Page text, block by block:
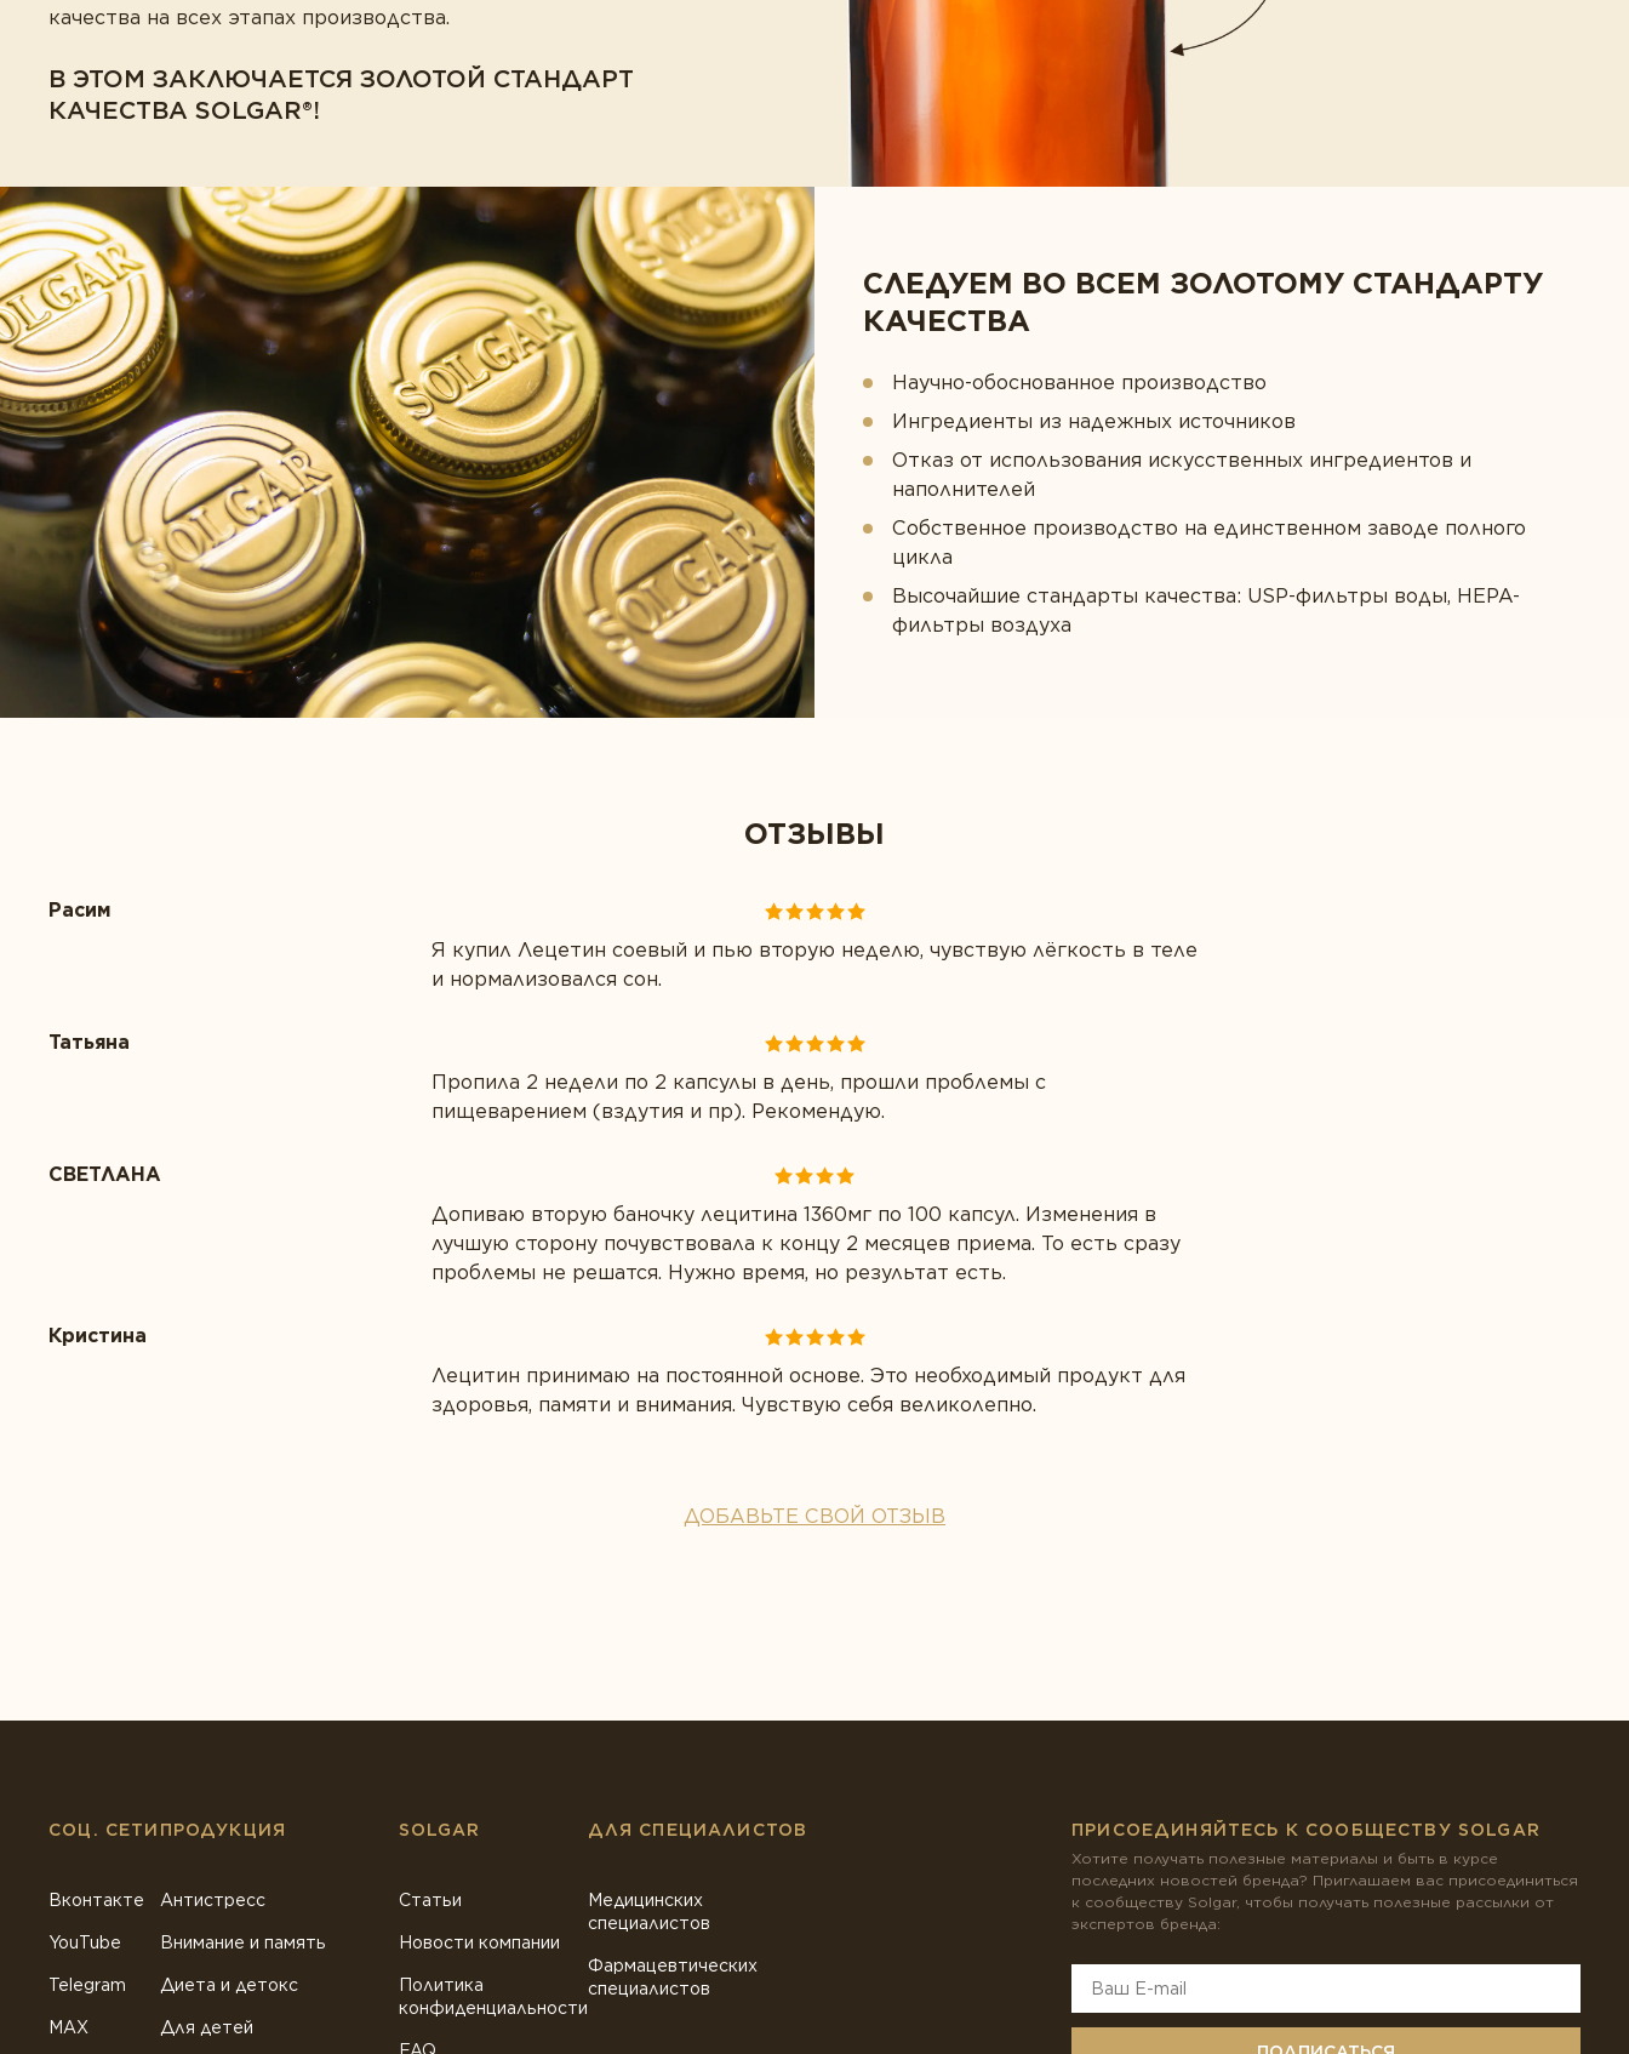
качества на всех этапах производства.
В ЭТОМ ЗАКЛЮЧАЕТСЯ ЗОЛОТОЙ СТАНДАРТ
КАЧЕСТВА SOLGAR®!
СЛЕДУЕМ ВО ВСЕМ ЗОЛОТОМУ СТАНДАРТУ
КАЧЕСТВА
Научно-обоснованное производство
Ингредиенты из надежных источников
Отказ от использования искусственных ингредиентов и
наполнителей
Собственное производство на единственном заводе полного
цикла
Высочайшие стандарты качества: USP-фильтры воды, HEPA-
фильтры воздуха
ОТЗЫВЫ
Расим
Я купил Лецетин соевый и пью вторую неделю, чувствую лёгкость в теле
и нормализовался сон.
Татьяна
Пропила 2 недели по 2 капсулы в день, прошли проблемы с
пищеварением (вздутия и пр). Рекомендую.
СВЕТЛАНА
Допиваю вторую баночку лецитина 1360мг по 100 капсул. Изменения в
лучшую сторону почувствовала к концу 2 месяцев приема. То есть сразу
проблемы не решатся. Нужно время, но результат есть.
Кристина
Лецитин принимаю на постоянной основе. Это необходимый продукт для
здоровья, памяти и внимания. Чувствую себя великолепно.
ДОБАВЬТЕ СВОЙ ОТЗЫВ
СОЦ. СЕТИ
Вконтакте
YouTube
Telegram
MAX
ПРОДУКЦИЯ
Антистресс
Внимание и память
Диета и детокс
Для детей
SOLGAR
Статьи
Новости компании
Политика
конфиденциальности
FAQ
ДЛЯ СПЕЦИАЛИСТОВ
Медицинских
специалистов
Фармацевтических
специалистов
ПРИСОЕДИНЯЙТЕСЬ К СООБЩЕСТВУ SOLGAR
Хотите получать полезные материалы и быть в курсе
последних новостей бренда? Приглашаем вас присоединиться
к сообществу Solgar, чтобы получать полезные рассылки от
экспертов бренда: